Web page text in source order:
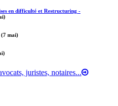
en difficulté et Restructuring -
(7 mai)
juristes, notaires...